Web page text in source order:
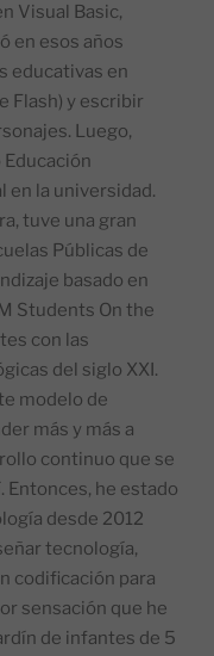
Visual Basic,
en esos años
educativas en
Flash) y escribir
Luego,
en la universidad.
tuve una gran
Públicas de
basado en
Students On the
con las
del siglo XXI.
modelo de
más y más a
continuo que se
Entonces, he estado
desde 2012
tecnología,
codificación para
sensación que he
de infantes de 5